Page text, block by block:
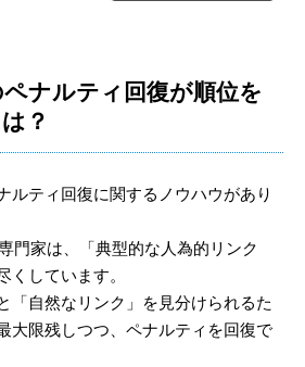
ナルティ回復が順位を
？
ルティ回復に関するノウハウがあり
門家は、「典型的な人為的リンク
くしています。
「自然なリンク」を見分けられるた
大限残しつつ、ペナルティを回復で